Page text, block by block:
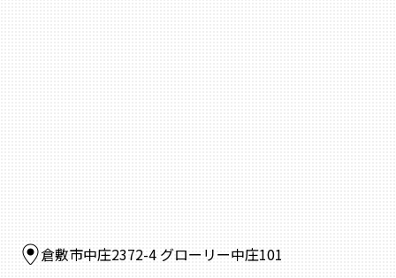
倉敷市中庄2372-4 グローリー中庄101